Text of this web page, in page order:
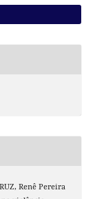
Renê Pereira